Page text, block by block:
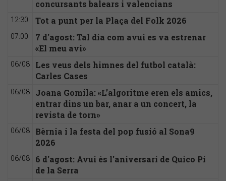
concursants balears i valencians
12:30 Tot a punt per la Plaça del Folk 2026
07:00
7 d'agost: Tal dia com avui es va estrenar
«El meu avi»
06/08
Les veus dels himnes del futbol català:
Carles Cases
06/08
Joana Gomila: «L’algoritme eren els amics,
entrar dins un bar, anar a un concert, la
revista de torn»
06/08
Bèrnia i la festa del pop fusió al Sona9
2026
06/08
6 d'agost: Avui és l'aniversari de Quico Pi
de la Serra